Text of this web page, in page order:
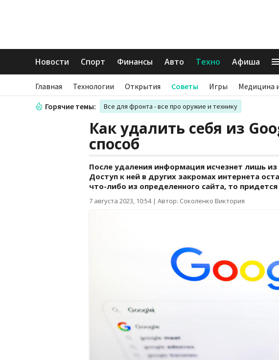
Новости Спорт Финансы Авто Техно Афиша
Главная Технологии Открытия Советы Игры Медицина
Горячие темы: Все для фронта - все про оружие и технику
Как удалить себя из
способ
После удаления информация исчезнет лишь из
Доступ к ней в других закромах интернета
что-либо из определенного сайта, то
7 августа 2023, 10:54| Автор: Соколенко Виктория